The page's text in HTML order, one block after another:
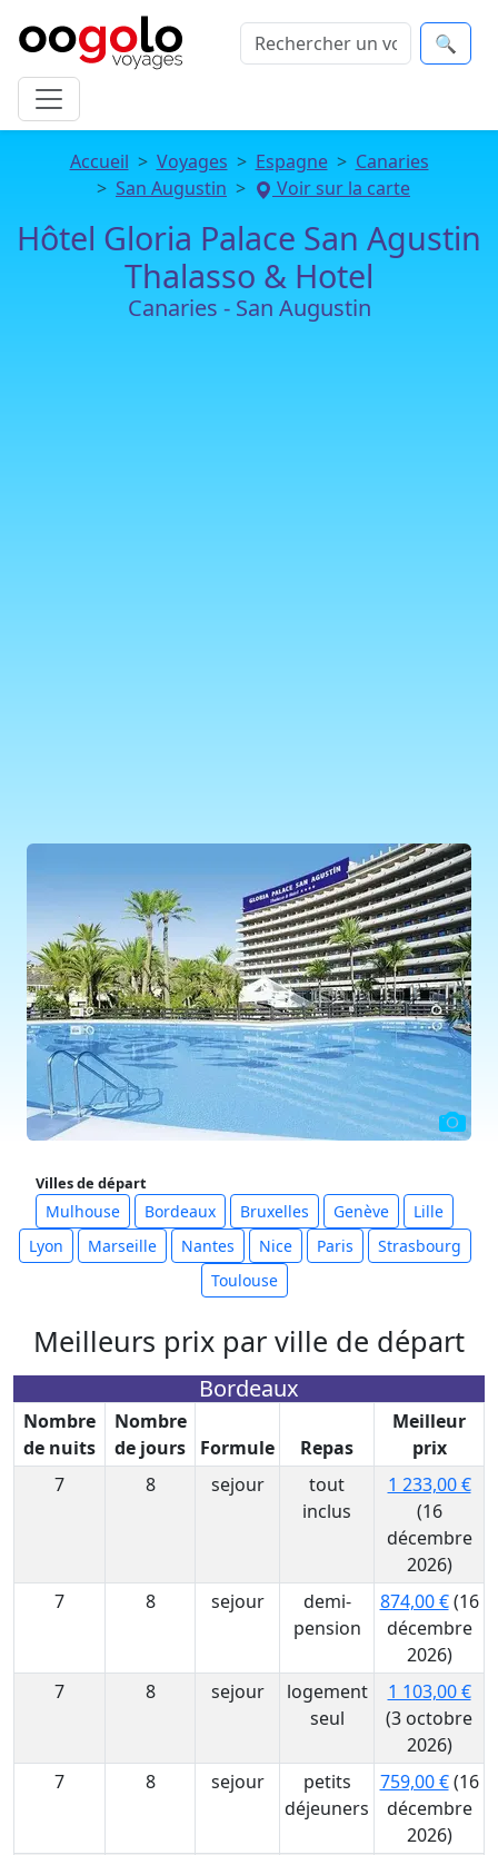
🔍
Accueil Voyages Espagne
Canaries
San Augustin
Voir sur la carte
Hôtel Gloria Palace San Agustin
Thalasso & Hotel
Canaries - San Augustin
Villes de départ
Mulhouse Bordeaux Bruxelles Genève
Lille
Lyon
Marseille Nantes Nice Paris
Strasbourg
Toulouse
Meilleurs prix par ville de départ
Bordeaux
Nombre
de nuits
Nombre
de jours
Formule Repas
Meilleur
prix
7
8 sejour
tout
inclus
1 233,00 €
(16
décembre
2026)
7
8 sejour
demi-
pension
874,00 €(16
décembre
2026)
7
8 sejour
logement
seul
1 103,00 €
(3 octobre
2026)
7
8 sejour
petits
déjeuners
759,00 €(16
décembre
2026)